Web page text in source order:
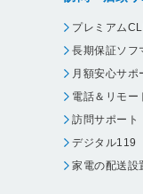
プレミアム
長期保証ソフ
月額安心サポ
電話＆リモー
訪問サポート
デジタル119
家電の配送設